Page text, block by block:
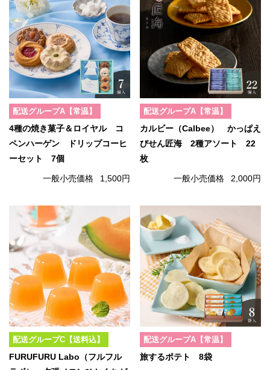
配送グループA【常温】
4種の焼き菓子＆ロイヤル コ
ペンハーゲン ドリップコーヒ
ーセット 7個
一般小売価格 1,500円
配送グループA【常温】
カルビー（Calbee） かっぱえ
びせん匠海 2種アソート 22
枚
一般小売価格 2,000円
配送グループC【送料込】
FURUFURU Labo（フルフル
配送グループA【常温】
旅するポテト 8袋